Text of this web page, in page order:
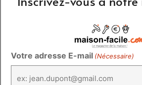
Votre adresse E-mail (Nécessaire)